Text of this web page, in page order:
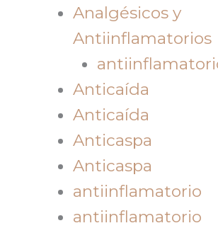
Analgésicos y
Antiinflamatorios
Anticaída
Anticaída
Anticaspa
Anticaspa
antiinflamatorio
antiinflamatorio